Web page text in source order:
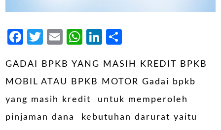
Facebook
Twitter
EmailWhatsApp
LinkedIn
GADAI BPKB YANG MASIH KREDIT BPKB
MOBIL ATAU BPKB MOTOR Gadai bpkb
yang masih kredit untuk memperoleh
pinjaman dana kebutuhan darurat yaitu